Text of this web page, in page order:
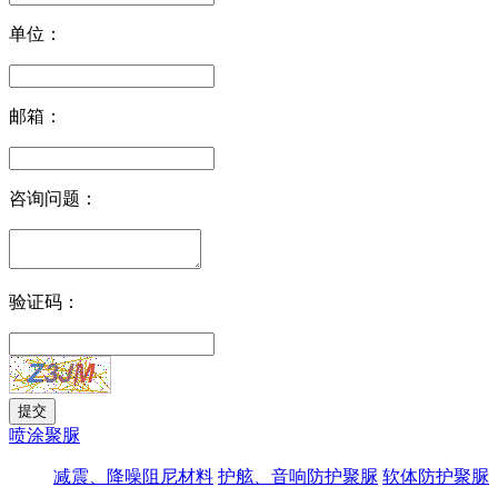
单位：
邮箱：
咨询问题：
验证码：
喷涂聚脲
减震、降噪阻尼材料 护舷、音响防护聚脲 软体防护聚脲